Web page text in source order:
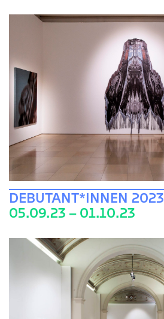
DEBUTANT*INNEN 2023
05.09.23 – 01.10.23